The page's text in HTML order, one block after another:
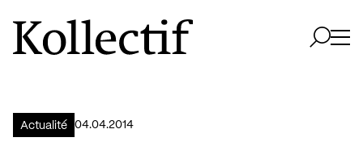
Aller à la page d'accueil
Logo Kollectif
Actualité 04.04.2014